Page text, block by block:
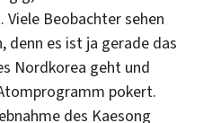
Beobachter sehen
denn es ist ja gerade das
Nordkorea geht und
pokert.
des Kaesong